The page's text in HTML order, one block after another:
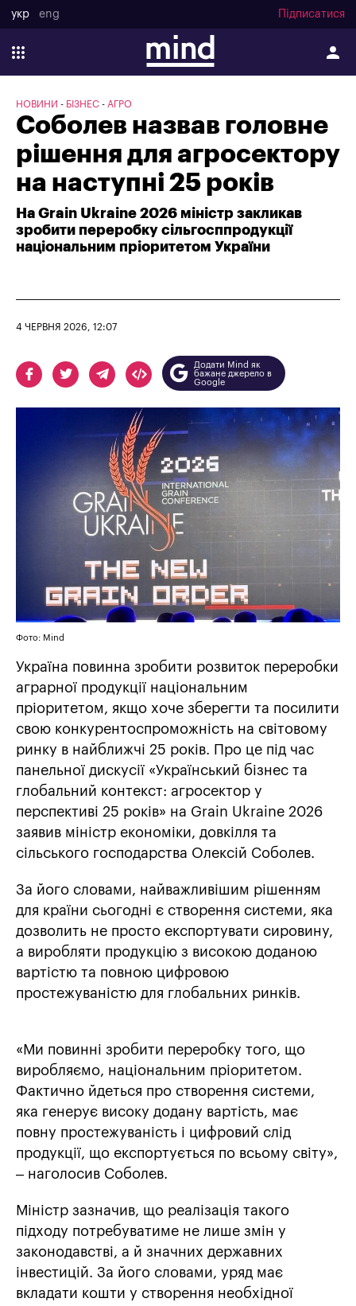
укр eng Підписатися
НОВИНИ БІЗНЕС АГРО
Соболев назвав головне
рішення для агросектору
на наступні 25 років
На Grain Ukraine 2026 міністр закликав
зробити переробку сільгосппродукції
національним пріоритетом України
4 ЧЕРВНЯ 2026, 12:07
Додати Mind як
бажане джерело в
Google
Фото: Mind
Україна повинна зробити розвиток переробки
аграрної продукції національним
пріоритетом, якщо хоче зберегти та посилити
свою конкурентоспроможність на світовому
ринку в найближчі 25 років. Про це під час
панельної дискусії «Український бізнес та
глобальний контекст: агросектор у
перспективі 25 років» на Grain Ukraine 2026
заявив міністр економіки, довкілля та
сільського господарства Олексій Соболев.
За його словами, найважливішим рішенням
для країни сьогодні є створення системи, яка
дозволить не просто експортувати сировину,
а виробляти продукцію з високою доданою
вартістю та повною цифровою
простежуваністю для глобальних ринків.
«Ми повинні зробити переробку того, що
виробляємо, національним пріоритетом.
Фактично йдеться про створення системи,
яка генерує високу додану вартість, має
повну простежуваність і цифровий слід
продукції, що експортується по всьому світу»,
– наголосив Соболев.
Міністр зазначив, що реалізація такого
підходу потребуватиме не лише змін у
законодавстві, а й значних державних
інвестицій. За його словами, уряд має
вкладати кошти у створення необхідної